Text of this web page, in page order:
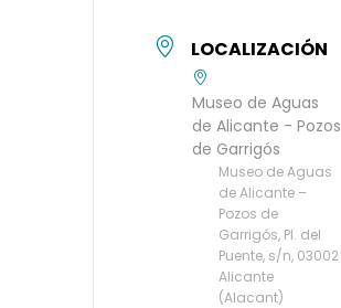
LOCALIZACIÓN
Museo de Aguas
de Alicante - Pozos
de Garrigós
Museo de Aguas
de Alicante –
Pozos de
Garrigós, Pl. del
Puente, s/n, 03002
Alicante
(Alacant)